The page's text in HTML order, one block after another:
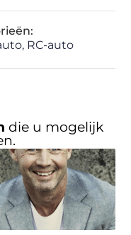
, RC-auto
die u mogelijk